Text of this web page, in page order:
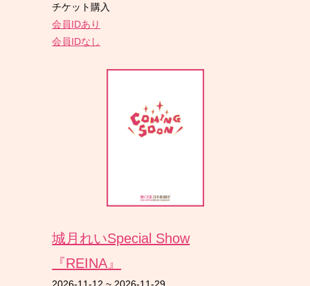
チケット購入
会員IDあり
会員IDなし
城月れいSpecial Show
『REINA』